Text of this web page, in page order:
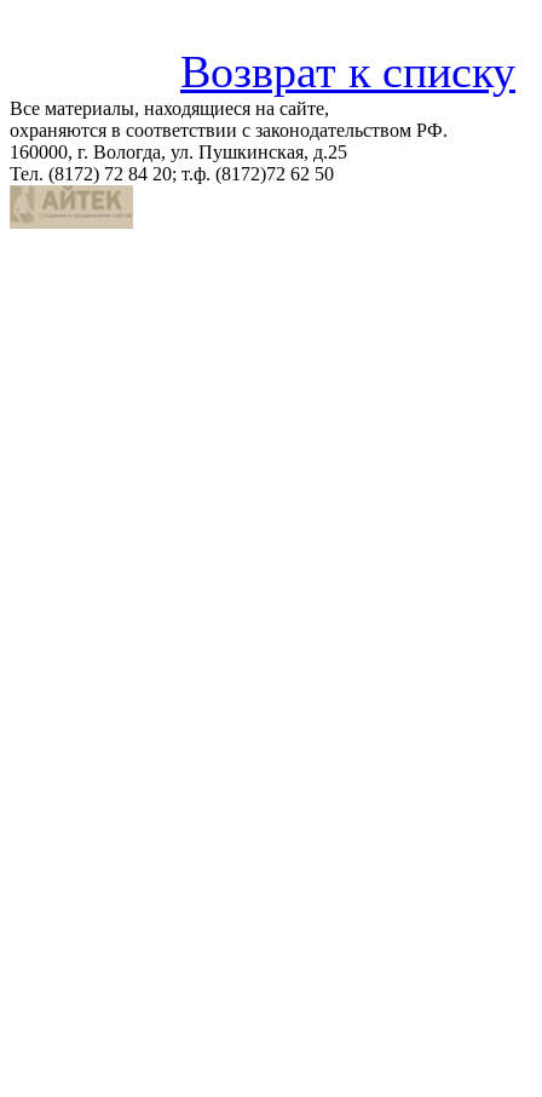
Возврат к списку
Все материалы, находящиеся на сайте,
охраняются в соответствии с законодательством РФ.
160000, г. Вологда, ул. Пушкинская, д.25
Тел. (8172) 72 84 20; т.ф. (8172)72 62 50